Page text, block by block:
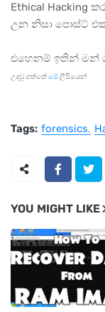
Ethical
උන නිසා පොස්ට්
එහෙනම් ඉතින් මන්
උදවු ගත්තේමේලිපියෙන්
Tags: forensics
YOU MIGHT LIKE